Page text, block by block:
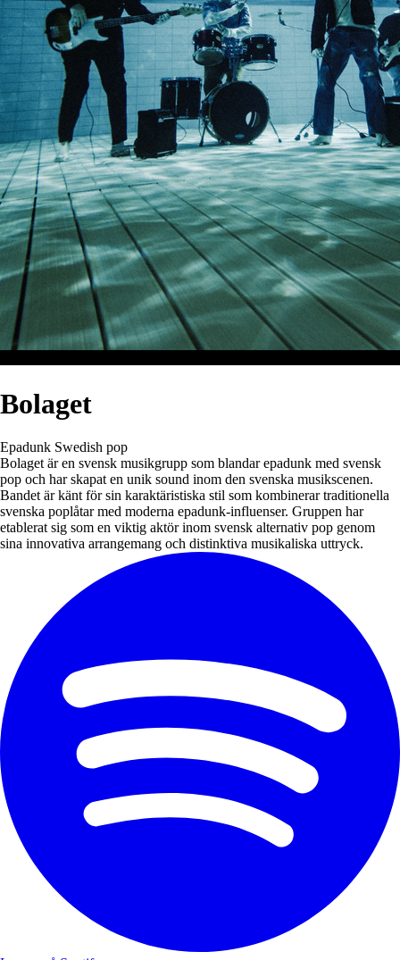
Bolaget
Epadunk Swedish pop
Bolaget är en svensk musikgrupp som blandar epadunk med svensk
pop och har skapat en unik sound inom den svenska musikscenen.
Bandet är känt för sin karaktäristiska stil som kombinerar traditionella
svenska poplåtar med moderna epadunk-influenser. Gruppen har
etablerat sig som en viktig aktör inom svensk alternativ pop genom
sina innovativa arrangemang och distinktiva musikaliska uttryck.